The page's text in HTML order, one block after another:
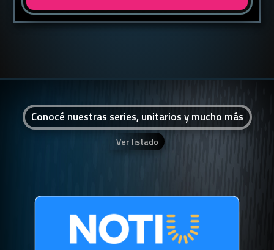
Conocé nuestras series, unitarios y mucho más
Ver listado